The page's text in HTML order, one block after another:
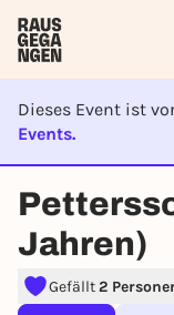
Dieses Event ist
Events.
Jahren)
Gefällt2
Sign up
To like
lotteries, you